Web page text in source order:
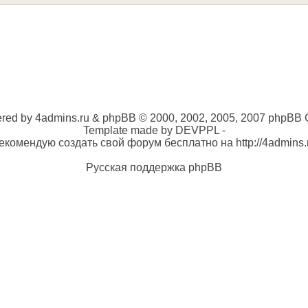
by 4admins.ru & phpBB © 2000, 2002, 2005, 2007 phpBB
Template made by DEVPPL -
создать свой форум бесплатно на http://
Русская поддержка phpBB